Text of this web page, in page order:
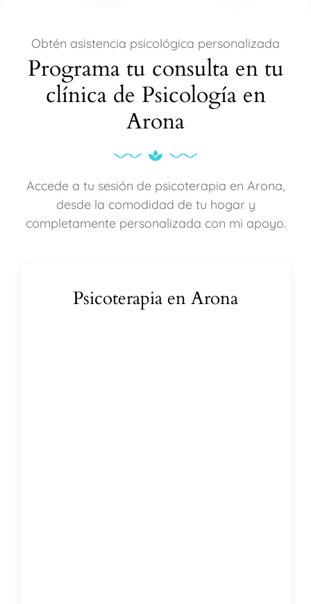
Obtén asistencia psicológica personalizada
Programa tu consulta en tu
clínica de Psicología en
Arona
Accede a tu sesión de psicoterapia en Arona,
desde la comodidad de tu hogar y
completamente personalizada con mi apoyo.
Psicoterapia en Arona